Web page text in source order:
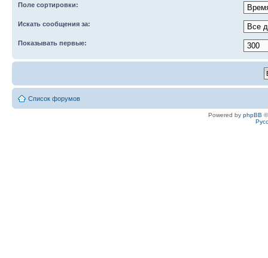
Поле сортировки:
Искать сообщения за:
Показывать первые:
Список форумов
Powered by phpBB